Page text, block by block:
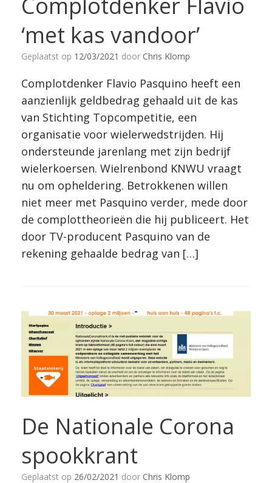
‘met kas vandoor’
Geplaatst op 12/03/2021 door Chris Klomp
Complotdenker Flavio Pasquino heeft een
aanzienlijk geldbedrag gehaald uit de kas
van Stichting Topcompetitie, een
organisatie voor wielerwedstrijden. Hij
ondersteunde jarenlang met zijn bedrijf
wielerkoersen. Wielrenbond KNWU vraagt
nu om opheldering. Betrokkenen willen
niet meer met Pasquino verder, mede door
de complottheorieën die hij publiceert. Het
door TV-producent Pasquino van de
rekening gehaalde bedrag van […]
De Nationale Corona
spookkrant
Geplaatst op 26/02/2021 door Chris Klomp